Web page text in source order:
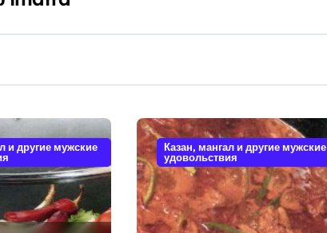
и другие мужские
Казан, мангал и другие мужские
удовольствия